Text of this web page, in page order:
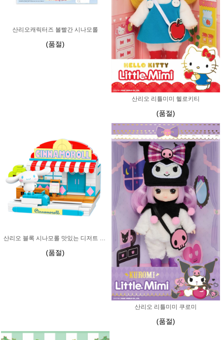
산리오캐릭터즈 볼빨간 시나모롤
(품절)
산리오 리틀미미 헬로키티
(품절)
(품절)
산리오 리틀미미 쿠로미
(품절)